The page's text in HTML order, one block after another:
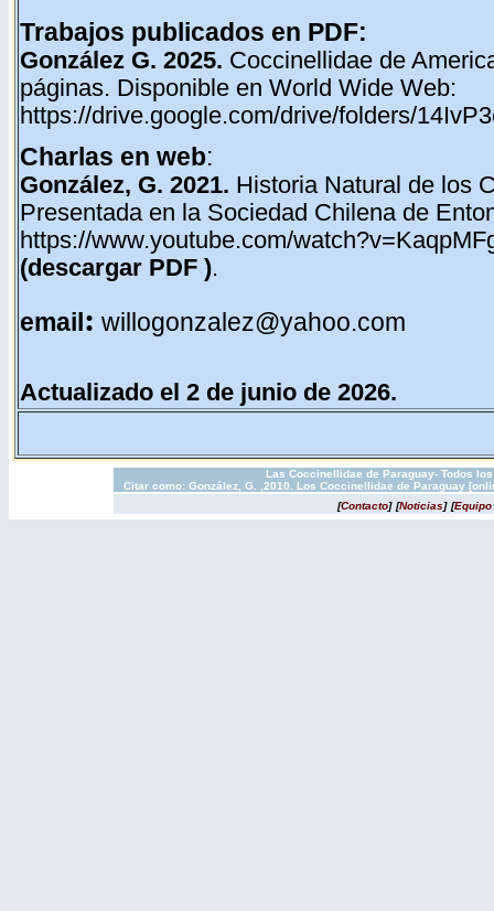
Trabajos publicados en PDF:
González G. 2025. Coccinellidae de
páginas. Disponible en World Wide Web:
https://drive.google.com/drive/folders/
Charlas en web:
González, G. 2021. Historia Natural de los
Presentada en la Sociedad Chilena de
https://www.youtube.com/
(descargar PDF ).
email: willogonzalez@yahoo.com
Actualizado el 2 de junio de 2026.
Las Coccinellidae de Paraguay- Todos
Citar como: González, G. ,2010. Los Coccinellidae de Paraguay
[Contacto] [Noticias] [Equipo